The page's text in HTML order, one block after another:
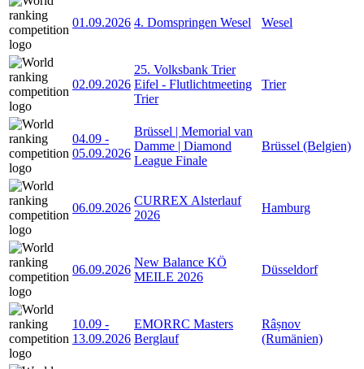
01.09.2026 4. Domspringen Wesel Wesel
02.09.2026
25. Volksbank Trier
Eifel - Flutlichtmeeting
Trier
Trier
04.09 -
05.09.2026
Brüssel | Memorial van
Damme | Diamond
League Finale
Brüssel (Belgien)
06.09.2026
CURREX Alsterlauf
2026
Hamburg
06.09.2026
New Balance KÖ
MEILE 2026
Düsseldorf
10.09 -
13.09.2026
EMORRC Masters
Berglauf
Râșnov
(Rumänien)